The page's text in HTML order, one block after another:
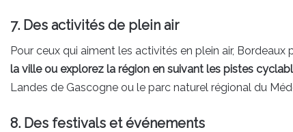
7. Des activités de plein air
Pour ceux qui aiment les activités en plein air,
la ville ou explorez la région en suivant les pistes
Landes de Gascogne ou le parc naturel régional du
8. Des festivals et événements